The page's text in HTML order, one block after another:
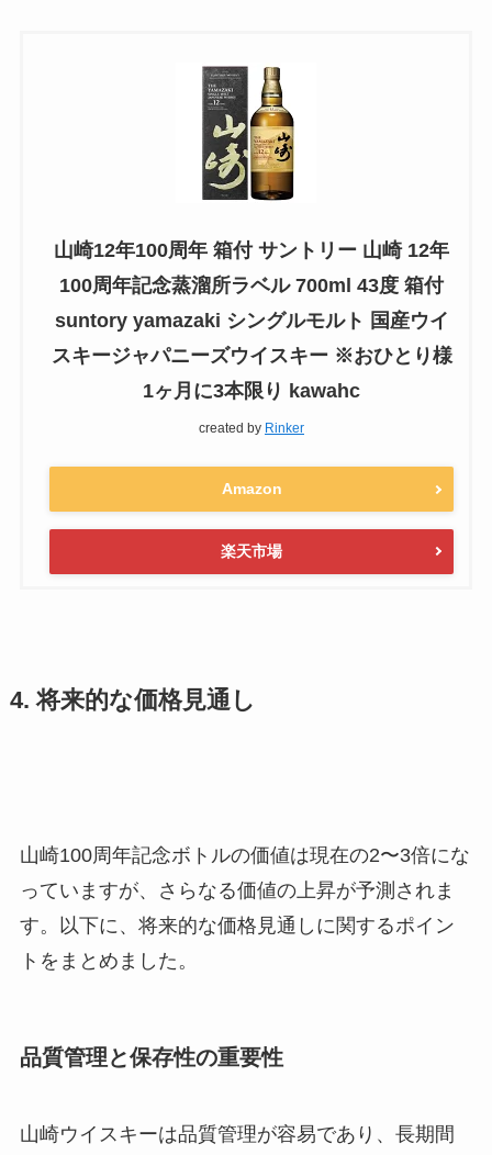
山崎12年100周年 箱付 サントリー 山崎 12年
100周年記念蒸溜所ラベル 700ml 43度 箱付
suntory yamazaki シングルモルト 国産ウイ
スキージャパニーズウイスキー ※おひとり様
1ヶ月に3本限り kawahc
created by Rinker
Amazon
楽天市場
4. 将来的な価格見通し
山崎100周年記念ボトルの価値は現在の2〜3倍にな
っていますが、さらなる価値の上昇が予測されま
す。以下に、将来的な価格見通しに関するポイン
トをまとめました。
品質管理と保存性の重要性
山崎ウイスキーは品質管理が容易であり、長期間